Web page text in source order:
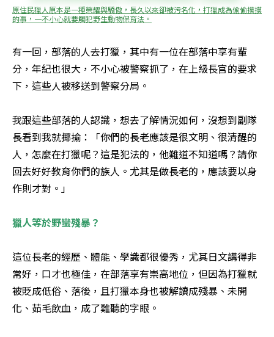
原住民獵人原本是一種榮耀與驕傲，長久以來卻被污名化，打獵成為偷偷摸摸
的事，一不小心就要觸犯野生動物保育法。
有一回，部落的人去打獵，其中有一位在部落中享有輩
分，年紀也很大，不小心被警察抓了，在上級長官的要求
下，這些人被移送到警察分局。
我跟這些部落的人認識，想去了解情況如何，沒想到副隊
長看到我就揶揄：「你們的長老應該是很文明、很清醒的
人，怎麼在打獵呢？這是犯法的，他難道不知道嗎？請你
回去好好教育你們的族人。尤其是做長老的，應該要以身
作則才對。」
獵人等於野蠻殘暴？
這位長老的經歷、體能、學識都很優秀，尤其日文講得非
常好，口才也極佳，在部落享有崇高地位，但因為打獵就
被貶成低俗、落後，且打獵本身也被解讀成殘暴、未開
化、茹毛飲血，成了難聽的字眼。